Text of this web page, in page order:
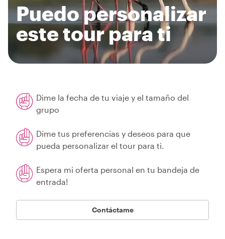
Puedo personalizar
este tour para ti
Dime la fecha de tu viaje y el tamaño del
grupo
Dime tus preferencias y deseos para que
pueda personalizar el tour para ti.
Espera mi oferta personal en tu bandeja de
entrada!
Contáctame